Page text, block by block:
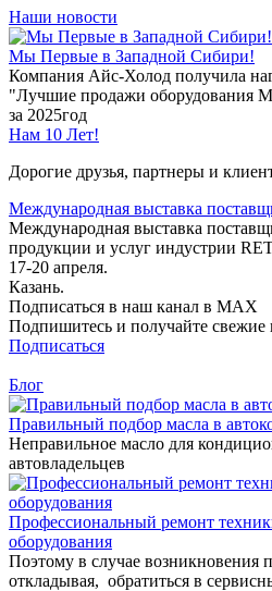
Наши новости
Мы Первые в Западной Сибири!
Компания Айс-Холод получила
"Лучшие продажи оборудования
за 2025год
Нам 10 Лет!
Дорогие друзья, партнеры и
Международная выставка
Международная выставка
продукции и услуг индустрии
17-20 апреля.
Казань.
Подписаться в наш канал в MAX
Подпишитесь и получайте свежие
Подписаться
Блог
Правильный подбор масла в
Неправильное масло для
автовладельцев
Профессиональный ремонт
оборудования
Поэтому в случае возникновения
откладывая, обратиться в